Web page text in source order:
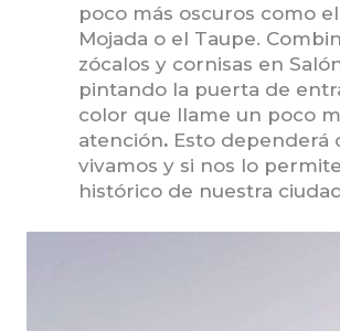
poco más oscuros como
Mojada o el Taupe.
zócalos y cornisas en
pintando la puerta de
color que llame un poco
atención. Esto dependerá
vivamos y si nos lo
histórico de nuestra